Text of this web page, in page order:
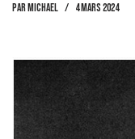
par Michael 4 mars 2024